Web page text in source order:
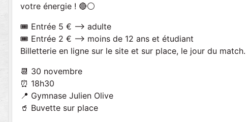
votre énergie ! 🔴⚪️
🎟 Entrée 5 € —> adulte
🎟 Entrée 2 € —> moins de 12 ans et étudiant
Billetterie en ligne sur le site et sur place, le jour du match.
📆 30 novembre
⏰ 18h30
📍 Gymnase Julien Olive
🥤 Buvette sur place